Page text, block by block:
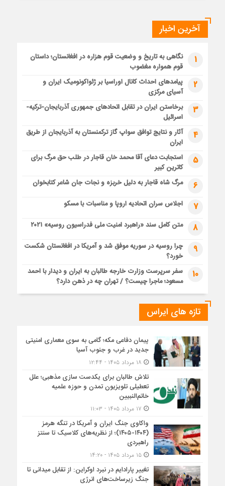
آخرین اخبار
1
نگاهی به تاریخ و وضعیت قوم هزاره در افغانستان؛ داستان
قوم همواره مغضوب
2
پیامدهای احداث کانال اوراسیا بر ژئواکونومیک ایران و
آسیای مرکزی
3
برخاستن ایران در تقابل اتحادهای جمهوری آذربایجان-ترکیه-
اسرائیل
4
آثار و نتایج توافق سواپ گاز ترکمنستان به آذربایجان از طریق
ایران
5
استجابت دعای آقا محمد خان قاجار در طلب حق مرگ برای
کاترین کبیر
6 مرگ شاه قاجار به دلیل خربزه و نجات جان شاعر کتابخوان
7 اجلاس سران اتحادیه اروپا و مناسبات با مسکو
8 متن کامل سند «راهبرد امنیت ملی فدراسیون روسیه» ۲۰۲۱
9
چرا روسیه در سوریه موفق شد و آمریکا در افغانستان شکست
خورد؟
10
سفر سرپرست وزارت خارجه طالبان به ایران و دیدار با احمد
مسعود؛ ماجرا چیست؟ / تهران چه در ذهن دارد؟
تازه های ایراس
پیمان دفاعی مکه؛ گامی به سوی معماری امنیتی
جدید در غرب و جنوب آسیا
تلاش طالبان برای یکدست سازی مذهبی؛ علل
تعطیلی تلویزیون تمدن و حوزه علمیه
خاتم‌النبیین
واکاوی جنگ ایران و آمریکا در تنگه هرمز
(۱۴۰۴-۱۴۰۵)؛ از نظریه‌های کلاسیک تا سنتز
راهبردی
۱۵ مرداد ۱۴۰۵ - ۱۴:۲۰
تغییر پارادایم در نبرد اوکراین: از تقابل میدانی تا
جنگ زیرساخت‌های انرژی